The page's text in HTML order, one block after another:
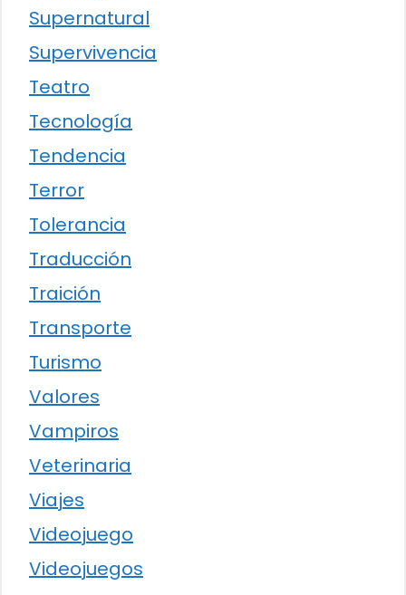
Supernatural
Supervivencia
Teatro
Tecnología
Tendencia
Terror
Tolerancia
Traducción
Traición
Transporte
Turismo
Valores
Vampiros
Veterinaria
Viajes
Videojuego
Videojuegos